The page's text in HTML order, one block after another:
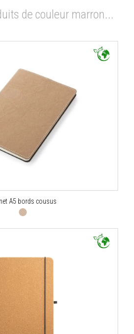
de couleur marron...
A5 bords cousus